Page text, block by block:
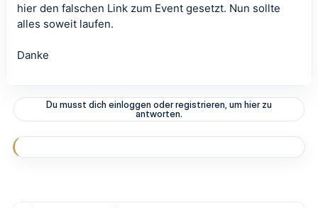
hier den falschen Link zum Event gesetzt. Nun sollte
alles soweit laufen.
Danke
Du musst dich einloggen oder registrieren, um hier zu
antworten.